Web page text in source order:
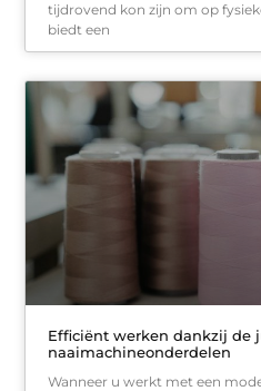
tijdrovend kon zijn om op
biedt een
Efficiënt werken dankzij de
naaimachineonderdelen
Wanneer u werkt met een